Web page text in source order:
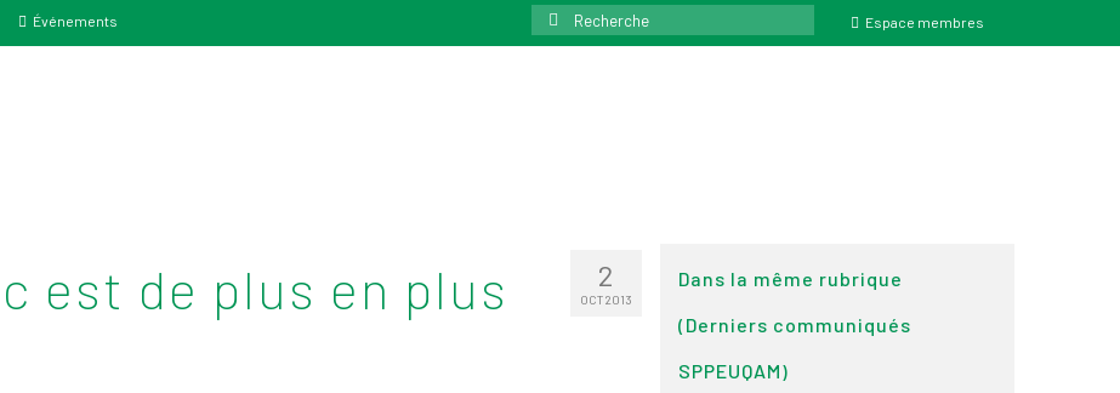
Événements
Rechercher
:
Espace membres
2
OCT 2013
est de plus en plus
Dans la même rubrique
(Derniers communiqués
SPPEUQAM)